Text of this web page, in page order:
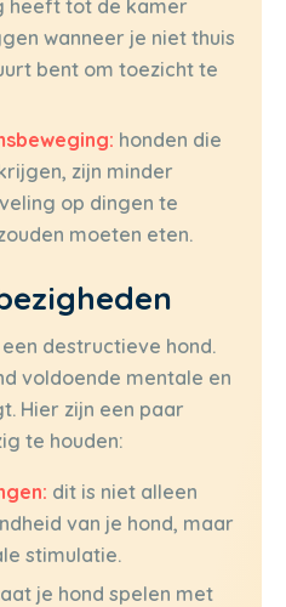
heeft tot de kamer
wanneer je niet thuis
bent om toezicht te
honden die
zijn minder
op dingen te
moeten eten.
destructieve hond.
voldoende mentale en
Hier zijn een paar
te houden:
dit is niet alleen
van je hond, maar
stimulatie.
je hond spelen met